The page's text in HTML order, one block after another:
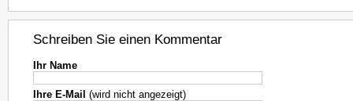
Schreiben Sie einen Kommentar
Ihr Name
Ihre E-Mail (wird nicht angezeigt)